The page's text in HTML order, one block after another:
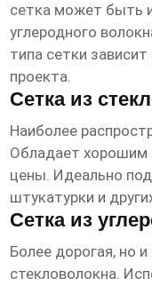
сетка может быть
углеродного
типа сетки
проекта.
Сетка из
Наиболее
Обладает хорошим
цены. Идеально
штукатурки и
Сетка из
Более дорогая, но
стекловолокна.